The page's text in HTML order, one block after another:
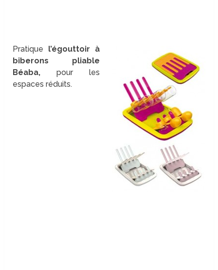
Pratique l’égouttoir à
biberons pliable
Béaba, pour les
espaces réduits.